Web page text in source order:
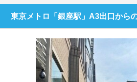
東京メトロ「銀座駅」A3出口から